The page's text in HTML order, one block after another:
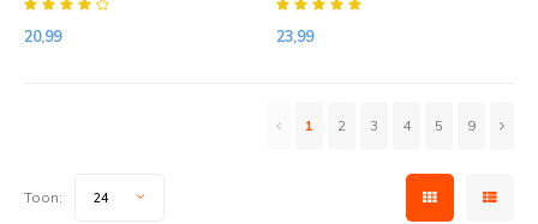
20,99
vandaag!
23,99
1 2 3 4 5 9
Toon: 24